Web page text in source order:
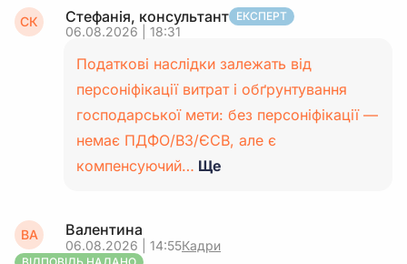
СК Стефанія, консультант ЕКСПЕРТ
06.08.2026 | 18:31
Податкові наслідки залежать від
персоніфікації витрат і обґрунтування
господарської мети: без персоніфікації —
немає ПДФО/ВЗ/ЄСВ, але є
компенсуючий… Ще
ВА Валентина
06.08.2026 | 14:55Кадри